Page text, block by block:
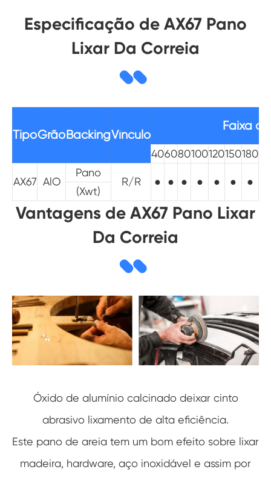
Especificação de AX67 Pano
Lixar Da Correia
TipoGrãoBackingVínculo
Faixa
406080100120150180
AX67 AlO
Pano
R/R ● ● ● ● ● ● ●
(Xwt)
Vantagens de AX67 Pano Lixar
Da Correia
Óxido de alumínio calcinado deixar cinto
abrasivo lixamento de alta eficiência.
Este pano de areia tem um bom efeito sobre lixar
madeira, hardware, aço inoxidável e assim por